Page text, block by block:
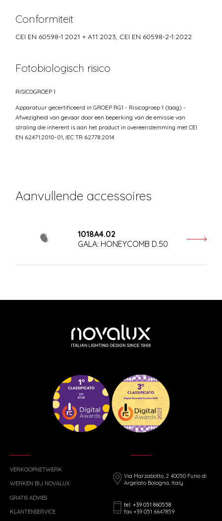
Conformiteit
CEI EN 60598-1:2021 + A11:2023, CEI EN 60598-2-1:2022
Fotobiologisch risico
RISICOGROEP 1
Apparatuur gecertificeerd in GROEP RG1 - Risicogroep 1 (laag) -
Afwezigheid van gevaar door een beperking van de emissie van
straling die inherent is aan het product in overeenstemming met CEI
EN 62471:2010-01, IEC TR 62778:2014.
Aanvullende accessoires
1018A4.02
GALA: HONEYCOMB D.50
VERKOOPNETWERK
WERKEN BIJ NOVALUX
GRATIS ADVIES
KLANTENSERVICE
Via Marzabotto, 2 40050 Funo di
Argelato Bologna, Italy
tel: +39 051 860558
fax +39 051 6647859